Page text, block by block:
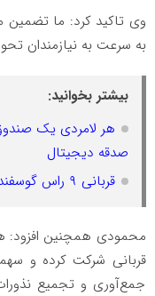
وی تاکید کرد: ما تضمین
به سرعت به نیازمندان
بیشتر بخوانید:
هر لامردی یک
صدقه دیجیتال
قربانی ۹ راس گوسفند در عید قربان توسط اهالی لامرد
محمودی همچنین افزود:
قربانی شرکت کرده و
جمع‌آوری و تجمیع